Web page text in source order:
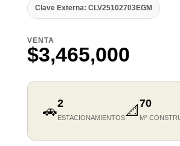
Clave Externa: CLV25102703EGM
VENTA
$3,465,000
🚗2
ESTACIONAMIENTOS📐 70
M²